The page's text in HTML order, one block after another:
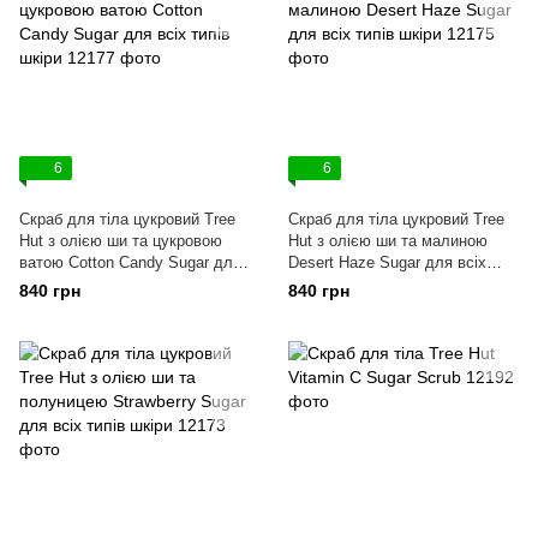
6
Скраб для тіла цукровий Tree
Hut з олією ши та цукровою
ватою Cotton Candy Sugar для
всіх типів шкіри
840 грн
6
Скраб для тіла цукровий Tree
Hut з олією ши та малиною
Desert Haze Sugar для всіх
типів шкіри
840 грн